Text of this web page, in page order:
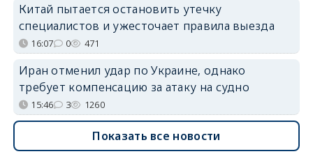
Китай пытается остановить утечку
специалистов и ужесточает правила выезда
16:07 0 471
Иран отменил удар по Украине, однако
требует компенсацию за атаку на судно
15:46 3 1260
Показать все новости